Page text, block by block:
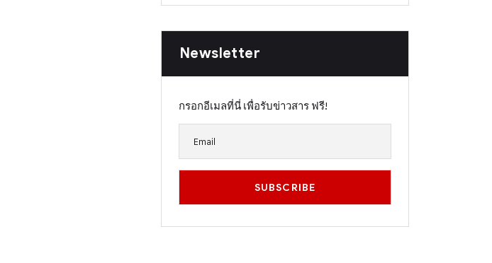
Newsletter
กรอกอีเมลที่นี่ เพื่อรับข่าวสาร ฟรี!